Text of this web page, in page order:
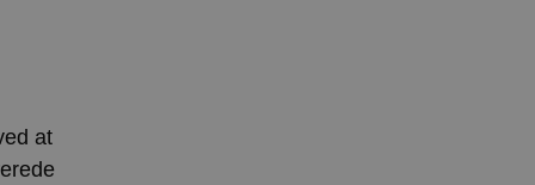
at
at Cookie-